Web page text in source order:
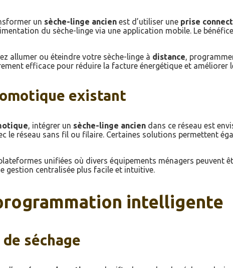
un sèche-linge ancien est d’utiliser une prise
du sèche-linge via une application mobile. Le
allumer ou éteindre votre sèche-linge à distance,
efficace pour réduire la facture énergétique et améliorer
existant
, intégrer un sèche-linge ancien dans ce réseau est
le réseau sans fil ou filaire. Certaines solutions permettent
unifiées où divers équipements ménagers peuvent
gestion centralisée plus facile et intuitive.
intelligente
séchage